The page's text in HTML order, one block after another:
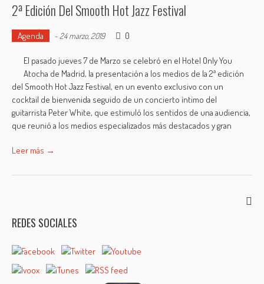
2ª Edición Del Smooth Hot Jazz Festival
Agenda - 24 marzo, 2019 0
El pasado jueves 7 de Marzo se celebró en el Hotel Only You
Atocha de Madrid, la presentación a los medios de la 2ª edición
del Smooth Hot Jazz Festival, en un evento exclusivo con un
cocktail de bienvenida seguido de un concierto íntimo del
guitarrista Peter White, que estimuló los sentidos de una audiencia,
que reunió a los medios especializados más destacados y gran
Leer más →
REDES SOCIALES